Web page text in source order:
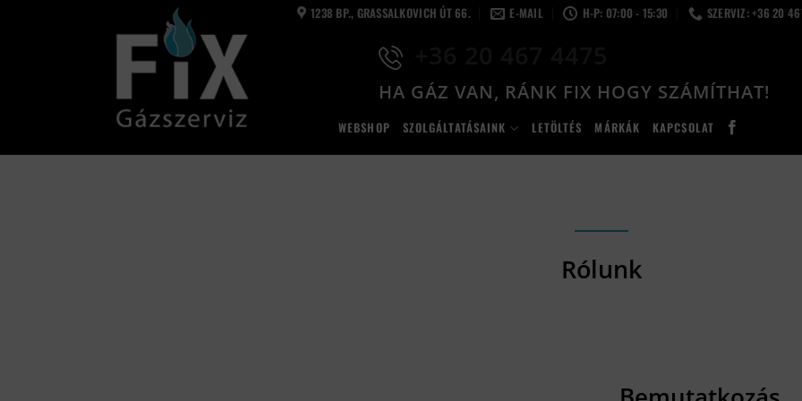
1238 BP., GRASSALKOVICH ÚT 66. E-MAIL H-P: 07:00 - 15:30 SZERVIZ: +36 20
HA GÁZ VAN, RÁNK FIX HOGY SZÁMÍTHAT!
WEBSHOP SZOLGÁLTATÁSAINK LETÖLTÉS MÁRKÁK KAPCSOLAT
Rólunk